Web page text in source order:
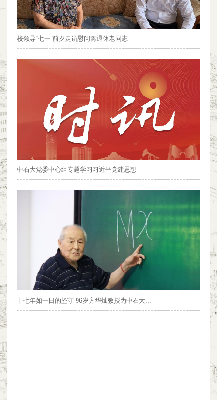
校领导“七一”前夕走访慰问离退休老同志
中石大党委中心组专题学习习近平党建思想
十七年如一日的坚守 96岁方华灿教授为中石大...